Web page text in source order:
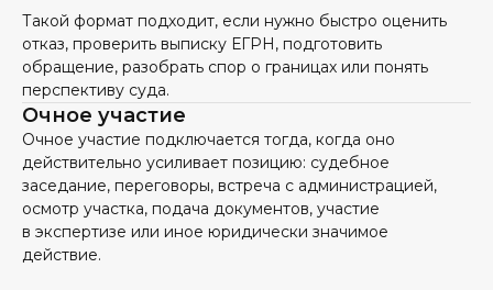
Такой формат подходит, если нужно быстро оценить
отказ, проверить выписку ЕГРН, подготовить
обращение, разобрать спор о границах или понять
перспективу суда.
Очное участие
Очное участие подключается тогда, когда оно
действительно усиливает позицию: судебное
заседание, переговоры, встреча с администрацией,
осмотр участка, подача документов, участие
в экспертизе или иное юридически значимое
действие.